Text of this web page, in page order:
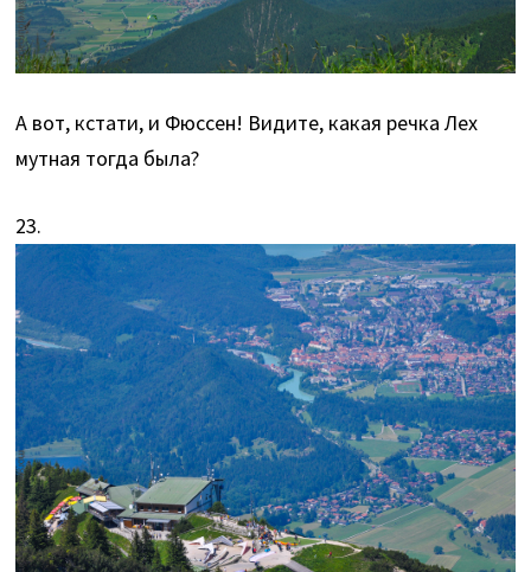
А вот, кстати, и Фюссен! Видите, какая речка Лех
мутная тогда была?
23.